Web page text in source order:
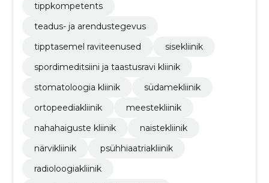
tippkompetents
teadus- ja arendustegevus
tipptasemel raviteenused
sisekliinik
spordimeditsiini ja taastusravi kliinik
stomatoloogia kliinik
südamekliinik
ortopeediakliinik
meestekliinik
nahahaiguste kliinik
naistekliinik
närvikliinik
psühhiaatriakliinik
radioloogiakliinik